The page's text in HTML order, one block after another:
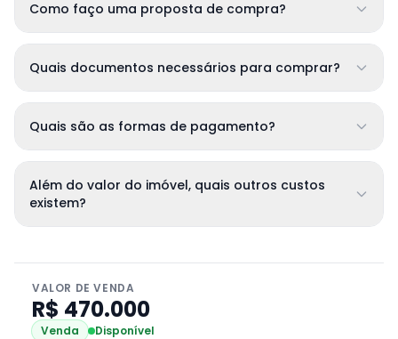
Como faço uma proposta de compra?
Quais documentos necessários para comprar?
Quais são as formas de pagamento?
Além do valor do imóvel, quais outros custos
existem?
VALOR DE VENDA
R$ 470.000
Venda Disponível